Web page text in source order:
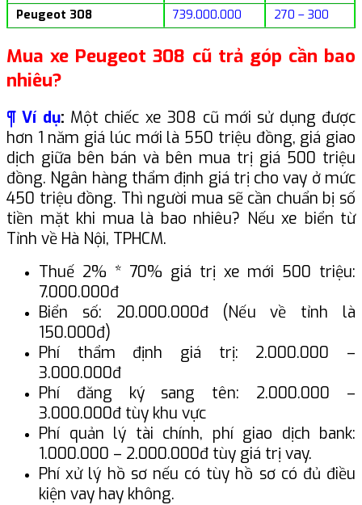
Peugeot 308
739.000.000 270 – 300
Mua xe Peugeot 308 cũ trả góp cần bao
nhiêu?
¶ Ví dụ: Một chiếc xe 308 cũ mới sử dụng được
hơn 1 năm giá lúc mới là 550 triệu đồng, giá giao
dịch giữa bên bán và bên mua trị giá 500 triệu
đồng. Ngân hàng thẩm định giá trị cho vay ở mức
450 triệu đồng. Thì người mua sẽ cần chuẩn bị số
tiền mặt khi mua là bao nhiêu? Nếu xe biển từ
Tỉnh về Hà Nội, TPHCM.
Thuế 2% * 70% giá trị xe mới 500 triệu:
7.000.000đ
Biển số: 20.000.000đ (Nếu về tỉnh là
150.000đ)
Phí thẩm định giá trị: 2.000.000 –
3.000.000đ
Phí đăng ký sang tên: 2.000.000 –
3.000.000đ tùy khu vực
Phí quản lý tài chính, phí giao dịch bank:
1.000.000 – 2.000.000đ tùy giá trị vay.
Phí xử lý hồ sơ nếu có tùy hồ sơ có đủ điều
kiện vay hay không.